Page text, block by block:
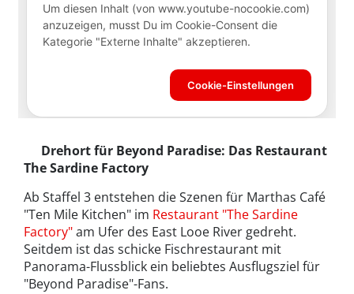
Drehort für Beyond Paradise: Das Restaurant
The Sardine Factory
Ab Staffel 3 entstehen die Szenen für Marthas Café
"Ten Mile Kitchen" im Restaurant "The Sardine
Factory"am Ufer des East Looe River gedreht.
Seitdem ist das schicke Fischrestaurant mit
Panorama-Flussblick ein beliebtes Ausflugsziel für
"Beyond Paradise"-Fans.